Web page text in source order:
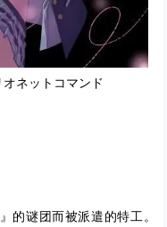
ネットコマンド
的谜团而被派遣的特工。